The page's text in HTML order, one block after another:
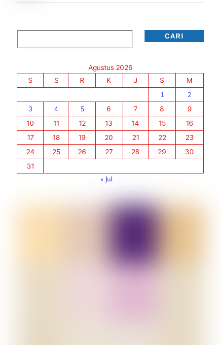
CARI
Agustus 2026
S
S R K J S
M
1
2
3
4 5 6 7 8
9
10
11 12 13 14 15
16
17
18 19 20 21 22
23
24
25 26 27 28 29
30
31
« Jul